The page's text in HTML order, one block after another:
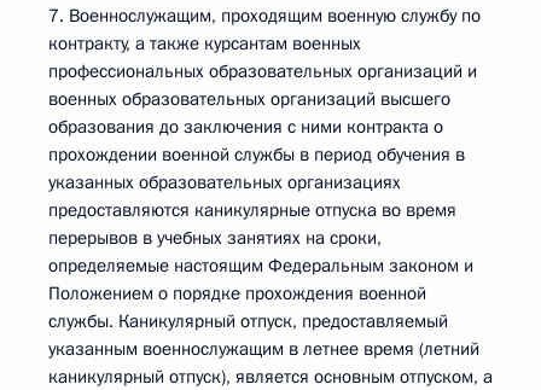
7. Военнослужащим, проходящим военную службу по
контракту, а также курсантам военных
профессиональных образовательных организаций и
военных образовательных организаций высшего
образования до заключения с ними контракта о
прохождении военной службы в период обучения в
указанных образовательных организациях
предоставляются каникулярные отпуска во время
перерывов в учебных занятиях на сроки,
определяемые настоящим Федеральным законом и
Положением о порядке прохождения военной
службы. Каникулярный отпуск, предоставляемый
указанным военнослужащим в летнее время (летний
каникулярный отпуск), является основным отпуском, а